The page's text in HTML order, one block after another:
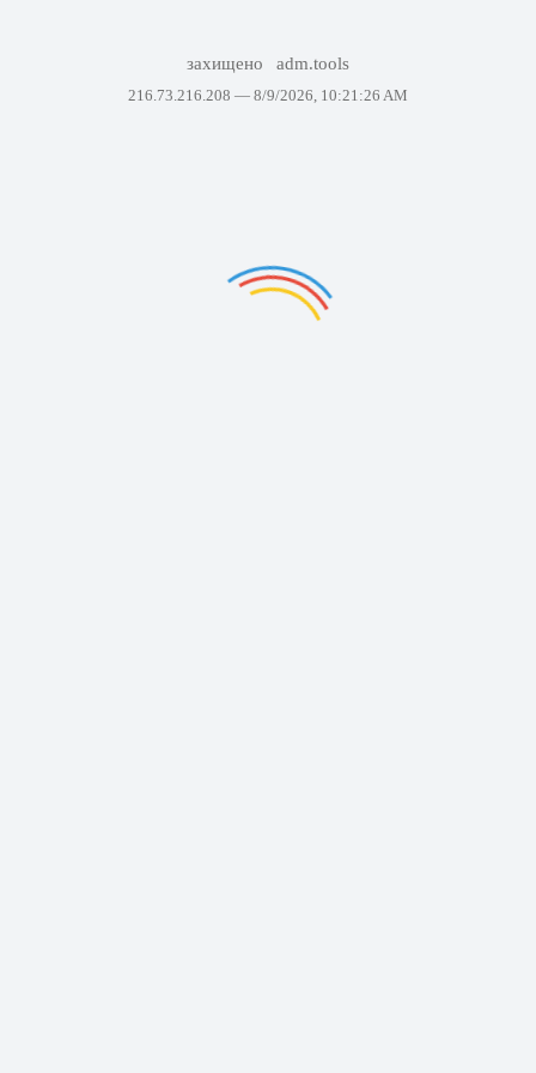
захищено adm.tools
216.73.216.208 — 8/9/2026, 10:21:26 AM